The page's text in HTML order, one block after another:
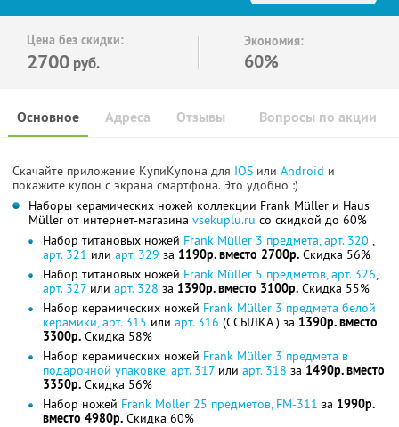
Цена без скидки:
2700 руб.
Экономия:
60%
Основное Отзывы Вопросы по акции
Адреса
Скачайте приложение КупиКупона для IOS или Android и
покажите купон с экрана смартфона. Это удобно :)
Наборы керамических ножей коллекции Frank Müller и Haus
Müller от интернет-магазина vsekuplu.ru со скидкой до 60%
Набор титановых ножей Frank Müller 3 предмета, арт. 320 ,
арт. 321 или арт. 329 за 1190р. вместо 2700р. Скидка 56%
Набор титановых ножей Frank Müller 5 предметов, арт. 326,
арт. 327 или арт. 328 за 1390р. вместо 3100р. Скидка 55%
Набор керамических ножей Frank Müller 3 предмета белой
керамики, арт. 315 или арт. 316 (ССЫЛКА ) за 1390р. вместо
3300р. Скидка 58%
Набор керамических ножей Frank Müller 3 предмета в
подарочной упаковке, арт. 317 или арт. 318 за 1490р. вместо
3350р. Скидка 56%
Набор ножей Frank Moller 25 предметов, FM-311 за 1990р.
вместо 4980р. Скидка 60%